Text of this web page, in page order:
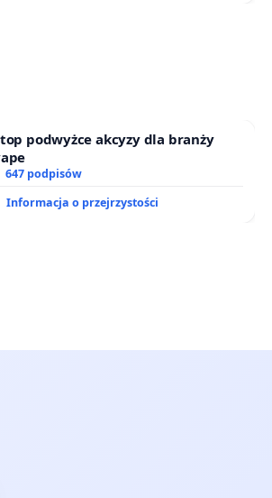
podwyżce akcyzy dla branży
647 podpisów
Informacja o przejrzystości